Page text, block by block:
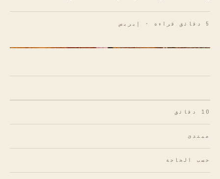
5 دقائق قراءة · إيريس
10 دقائق
مبتدئ
حسب الحاجة